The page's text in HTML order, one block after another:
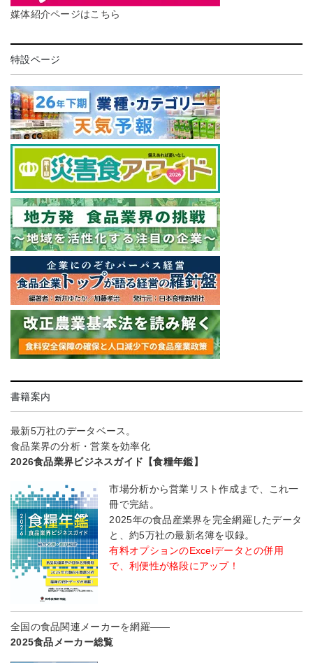
媒体紹介ページはこちら
特設ページ
書籍案内
最新5万社のデータベース。
食品業界の分析・営業を効率化
2026食品業界ビジネスガイド【食糧年鑑】
市場分析から営業リスト作成まで、これ一
冊で完結。
2025年の食品産業界を完全網羅したデータ
と、約5万社の最新名簿を収録。
有料オプションのExcelデータとの併用
で、利便性が格段にアップ！
全国の食品関連メーカーを網羅――
2025食品メーカー総覧